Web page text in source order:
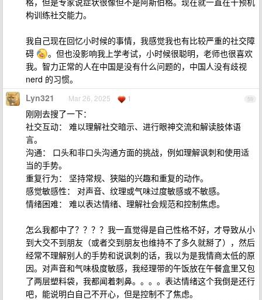
构训练社交能力。
我自己现在回忆小时候的事情，我感觉我也有比较严重的社交障
碍
。但也没影响我上学考试，小时候很聪明，老师也很喜欢
我。智力正常的人在中国是没有什么问题的，中国人没有歧视
nerd 的习惯。
59
Lyn321 Mar 26, 2025 1
刚刚去搜了一下：
社交互动： 难以理解社交暗示、进行眼神交流和解读肢体语
言。
沟通： 口头和非口头沟通方面的挑战，例如理解讽刺和使用适
当的手势。
重复行为： 坚持常规、狭隘的兴趣和重复的动作。
感觉敏感性： 对声音、纹理或气味过度敏感或不敏感。
情绪困难： 难以表达情绪、理解社会规范和控制焦虑。
怎么我都中了？？？？我一直觉得是自己性格不好，才导致从小
到大交不到朋友（或者交到朋友也维持不了多久就掰了），然后
经常不理解别人的手势和说讽刺的话，我以为是我情商太低的原
因。对声音和气味极度敏感，我经理带的午饭放在午餐盒里又包
了两层塑料袋，我都闻着刺鼻。。。。表达情绪这个我倒是还行
吧，能说明白自己不开心，但是控制不了焦虑。